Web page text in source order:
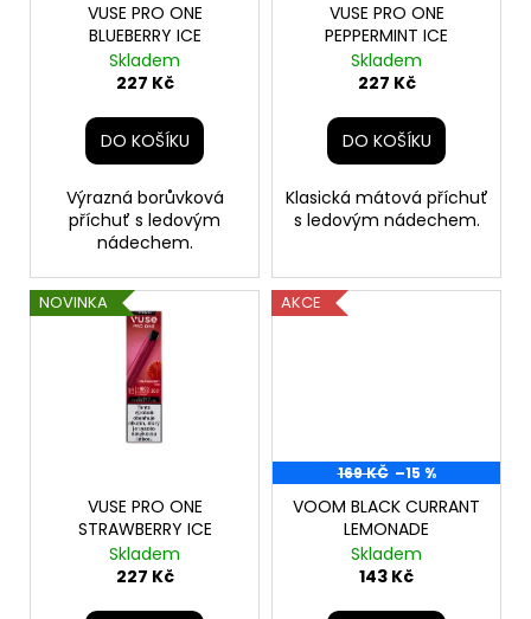
VUSE PRO ONE
BLUEBERRY ICE
Skladem
227 Kč
DO KOŠÍKU
Výrazná borůvková
příchuť s ledovým
nádechem.
VUSE PRO ONE
PEPPERMINT ICE
Skladem
227 Kč
DO KOŠÍKU
Klasická mátová příchuť
s ledovým nádechem.
NOVINKA
VUSE PRO ONE
STRAWBERRY ICE
Skladem
227 Kč
AKCE
169 KČ –15 %
VOOM BLACK CURRANT
LEMONADE
Skladem
143 Kč